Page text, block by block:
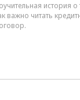
история о
важно читать